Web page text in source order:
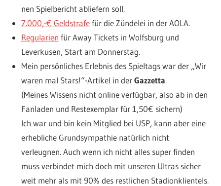
nen Spielbericht abliefern soll.
7.000,-€ Geldstrafefür die Zündelei in der AOLA.
Regularien für Away Tickets in Wolfsburg und
Leverkusen, Start am Donnerstag.
Mein persönliches Erlebnis des Spieltags war der „Wir
waren mal Stars!“-Artikel in derGazzetta.
(Meines Wissens nicht online verfügbar, also ab in den
Fanladen und Restexemplar für 1,50€ sichern)
Ich war und bin kein Mitglied bei USP, kann aber eine
erhebliche Grundsympathie natürlich nicht
verleugnen. Auch wenn ich nicht alles super finden
muss verbindet mich doch mit unseren Ultras sicher
weit mehr als mit 90% des restlichen Stadionklientels.